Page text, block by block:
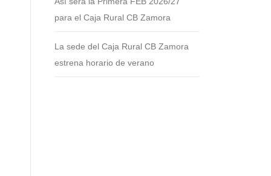
para el Caja Rural CB Zamora
La sede del Caja Rural CB Zamora
estrena horario de verano